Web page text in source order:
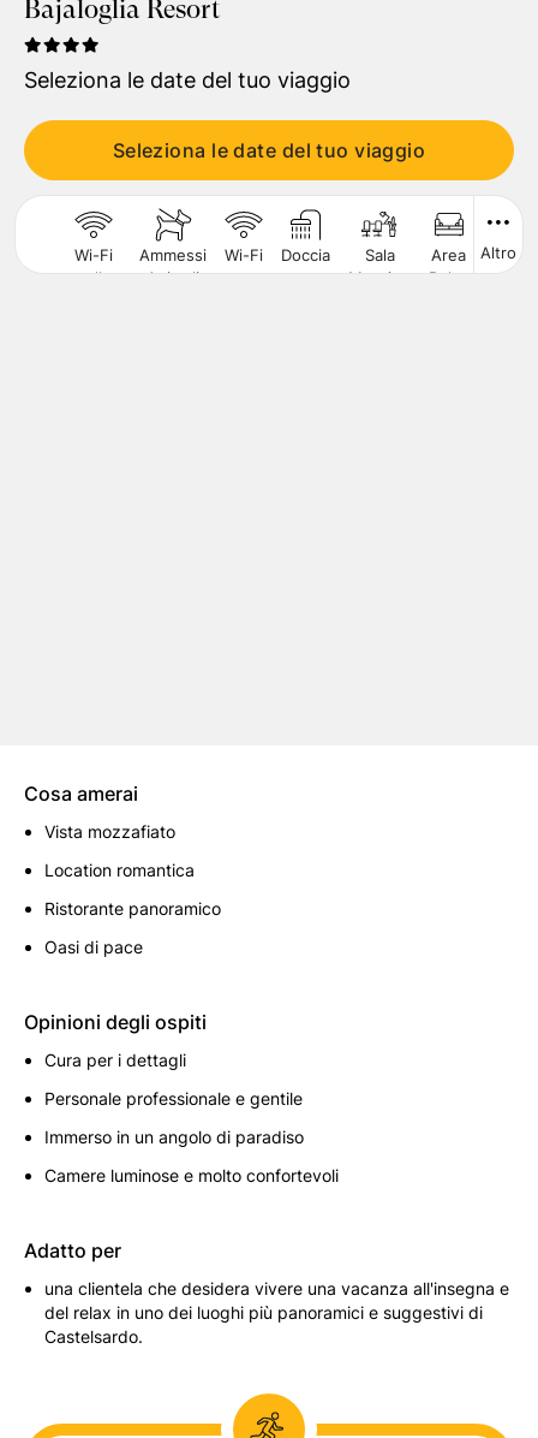
Viaggiatori
1Camera, 2Adulti
CERCA
Bajaloglia Resort
Seleziona le date del tuo viaggio
Seleziona le date del tuo viaggio
Wi-Fi
nelle
Ammessi
Animali
Wi-Fi Doccia
Sala
Meeting
Area
Relax
per
Altro
Cosa amerai
Vista mozzafiato
Location romantica
Ristorante panoramico
Oasi di pace
Opinioni degli ospiti
Cura per i dettagli
Personale professionale e gentile
Immerso in un angolo di paradiso
Camere luminose e molto confortevoli
Adatto per
una clientela che desidera vivere una vacanza all'insegna e
del relax in uno dei luoghi più panoramici e suggestivi di
Castelsardo.